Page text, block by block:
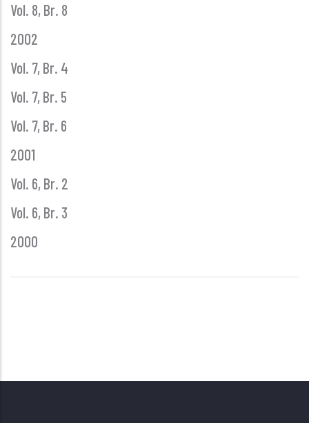
Vol. 8, Br. 8
2002
Vol. 7, Br. 4
Vol. 7, Br. 5
Vol. 7, Br. 6
2001
Vol. 6, Br. 2
Vol. 6, Br. 3
2000